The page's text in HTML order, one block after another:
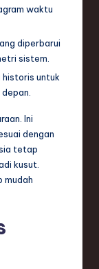
waktu
diperbarui
sistem.
historis untuk
Ini
dengan
tetap
kusut.
mudah